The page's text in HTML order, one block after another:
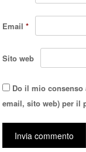
Email*
Sito web
Do il mio
email, sito web) per il